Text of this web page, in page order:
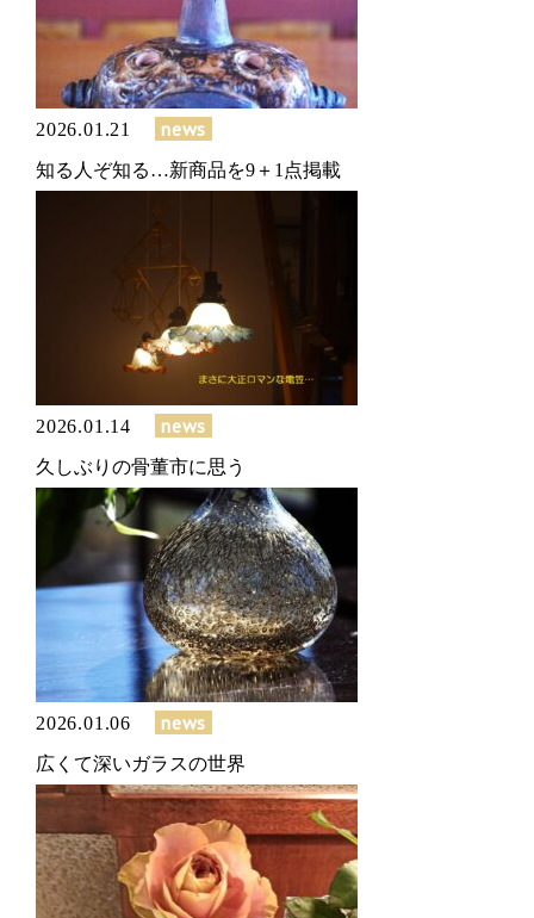
2026.01.21 news
知る人ぞ知る…新商品を9＋1点掲載
2026.01.14 news
久しぶりの骨董市に思う
2026.01.06 news
広くて深いガラスの世界